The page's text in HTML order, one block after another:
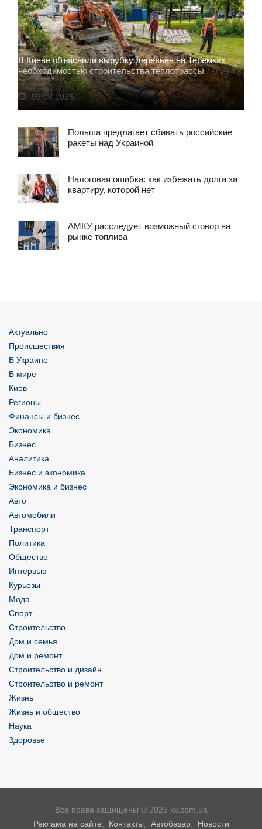
В Киеве объяснили вырубку деревьев на Теремках
необходимостью строительства теплотрассы
06.08.2026
Польша предлагает сбивать российские
ракеты над Украиной
Налоговая ошибка: как избежать долга за
квартиру, которой нет
АМКУ расследует возможный сговор на
рынке топлива
Актуально
Происшествия
В Украине
В мире
Киев
Регионы
Финансы и бизнес
Экономика
Бизнес
Аналитика
Бизнес и экономика
Экономика и бизнес
Авто
Автомобили
Транспорт
Политика
Общество
Интервью
Курьезы
Мода
Спорт
Строительство
Дом и семья
Дом и ремонт
Строительство и дизайн
Строительство и ремонт
Жизнь
Жизнь и общество
Наука
Здоровье
Все права защищены © 2025 kv.com.ua
Реклама на сайте, Контакты, Автобазар, Новости